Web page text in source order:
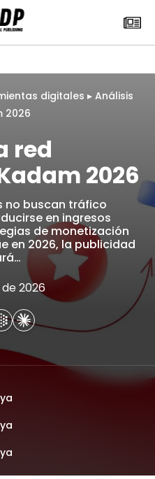
digitales ▸ Análisis
2026
red
2026
no buscan tráfico
en ingresos
de monetización
en 2026, la publicidad
2026